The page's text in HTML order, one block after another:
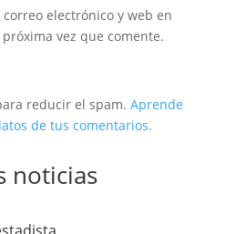
electrónico y web en
vez que comente.
reducir el spam. Aprende
de tus comentarios.
noticias